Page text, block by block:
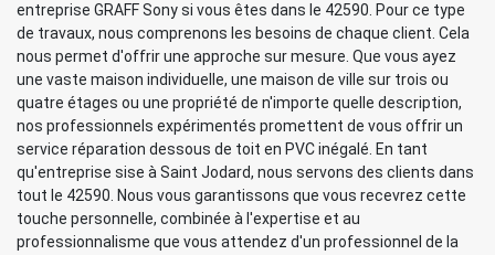
entreprise GRAFF Sony si vous êtes dans le 42590. Pour ce type
de travaux, nous comprenons les besoins de chaque client. Cela
nous permet d'offrir une approche sur mesure. Que vous ayez
une vaste maison individuelle, une maison de ville sur trois ou
quatre étages ou une propriété de n'importe quelle description,
nos professionnels expérimentés promettent de vous offrir un
service réparation dessous de toit en PVC inégalé. En tant
qu'entreprise sise à Saint Jodard, nous servons des clients dans
tout le 42590. Nous vous garantissons que vous recevrez cette
touche personnelle, combinée à l'expertise et au
professionnalisme que vous attendez d'un professionnel de la